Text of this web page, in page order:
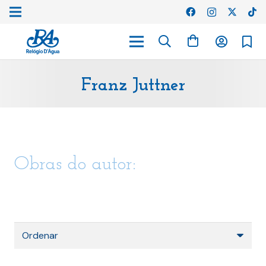
Franz Juttner
Obras do autor: